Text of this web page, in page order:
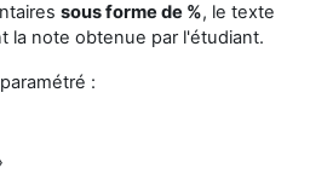
sous forme de %, le texte
la note obtenue par l'étudiant.
: